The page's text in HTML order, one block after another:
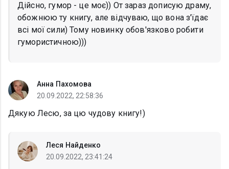
Дійсно, гумор - це моє)) От зараз дописую драму,
обожнюю ту книгу, але відчуваю, що вона з'їдає
всі мої сили) Тому новинку обов'язково робити
гумористичною)))
Анна Пахомова
20.09.2022, 22:58:36
Дякую Лесю, за цю чудову книгу!)
Леся Найденко
20.09.2022, 23:41:24